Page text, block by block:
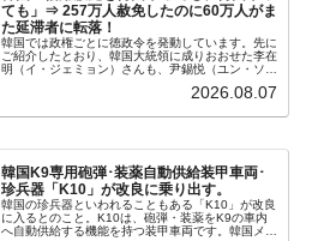
ても」⇒ 257万人赦免したのに60万人がま
た延滞者に転落！
韓国では政権ごとに徳政令を発動しています。先に
ご紹介したとおり、韓国大統領に成りおおせた李在
明（イ・ジェミョン）さんも、尹錫悦（ユン・ソギ
バンクにして不良債権の買い取りを行い、分割償還
2026.08.07
韓国K9専用砲弾･装薬自動供給装甲車両･
珍兵器「K10」が改良に乗り出す。
韓国の珍兵器といわれることもある「K10」が改良
に入るとのこと。K10は、砲弾・装薬をK9の車内
へ自動供給する機能を持つ装甲車両です。韓国メデ